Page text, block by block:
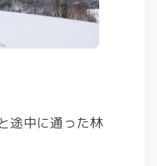
途中に通った林